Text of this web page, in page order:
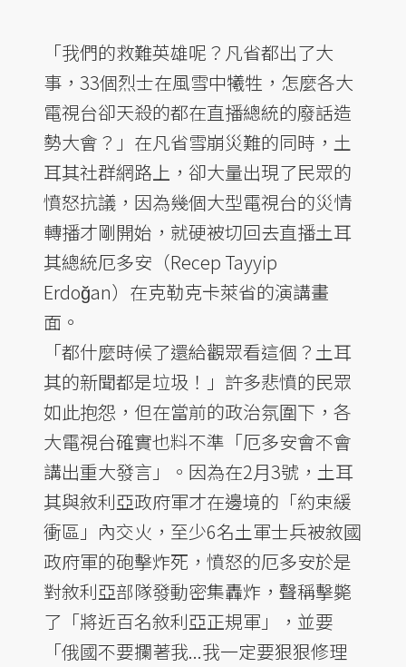
「我們的救難英雄呢？凡省都出了大
事，33個烈士在風雪中犧牲，怎麼各大
電視台卻天殺的都在直播總統的廢話造
勢大會？」在凡省雪崩災難的同時，土
耳其社群網路上，卻大量出現了民眾的
憤怒抗議，因為幾個大型電視台的災情
轉播才剛開始，就硬被切回去直播土耳
其總統厄多安（Recep Tayyip
Erdoğan）在克勒克卡萊省的演講畫
面。
「都什麼時候了還給觀眾看這個？土耳
其的新聞都是垃圾！」許多悲憤的民眾
如此抱怨，但在當前的政治氛圍下，各
大電視台確實也料不準「厄多安會不會
講出重大發言」。因為在2月3號，土耳
其與敘利亞政府軍才在邊境的「約束緩
衝區」內交火，至少6名土軍士兵被敘國
政府軍的砲擊炸死，憤怒的厄多安於是
對敘利亞部隊發動密集轟炸，聲稱擊斃
了「將近百名敘利亞正規軍」，並要
「俄國不要攔著我...我一定要狠狠修理